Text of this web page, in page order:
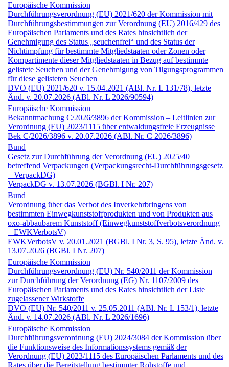
Europäische Kommission
Durchführungs­verordnung (EU) 2021/620 der Kommission mit
Durchführungsbestimmungen zur Verordnung (EU) 2016/429 des
Europäischen Parlaments und des Rates hinsichtlich der
Genehmigung des Status „seuchenfrei“ und des Status der
Nichtimpfung für bestimmte Mitgliedstaaten oder Zonen oder
Kompartimente dieser Mitgliedstaaten in Bezug auf bestimmte
gelistete Seuchen und der Genehmigung von Tilgungsprogrammen
für diese gelisteten Seuchen
DVO (EU) 2021/620 v. 15.04.2021 (ABl. Nr. L 131/78), letzte
Änd. v. 20.07.2026 (ABl. Nr. L 2026/90594)
Europäische Kommission
Bekanntmachung C/2026/3896 der Kommission – Leitlinien zur
Verordnung (EU) 2023/1115 über entwaldungsfreie Erzeugnisse
Bek C/2026/3896 v. 20.07.2026 (ABl. Nr. C 2026/3896)
Bund
Gesetz zur Durchführung der Verordnung (EU) 2025/40
betreffend Verpackungen (Verpackungsrecht-Durchführungs­gesetz
– VerpackDG)
VerpackDG v. 13.07.2026 (BGBl. I Nr. 207)
Bund
Verordnung über das Verbot des Inverkehrbringens von
bestimmten Einwegkunststoffprodukten und von Produkten aus
oxo-abbaubarem Kunststoff (Einwegkunststoffverbots­verordnung
– EWKVerbotsV)
EWKVerbotsV v. 20.01.2021 (BGBl. I Nr. 3, S. 95), letzte Änd. v.
13.07.2026 (BGBl. I Nr. 207)
Europäische Kommission
Durchführungs­verordnung (EU) Nr. 540/2011 der Kommission
zur Durchführung der Verordnung (EG) Nr. 1107/2009 des
Europäischen Parlaments und des Rates hinsichtlich der Liste
zugelassener Wirkstoffe
DVO (EU) Nr. 540/2011 v. 25.05.2011 (ABl. Nr. L 153/1), letzte
Änd. v. 14.07.2026 (ABl. Nr. L 2026/1696)
Europäische Kommission
Durchführungs­verordnung (EU) 2024/3084 der Kommission über
die Funktionsweise des Informationssystems gemäß der
Verordnung (EU) 2023/1115 des Europäischen Parlaments und des